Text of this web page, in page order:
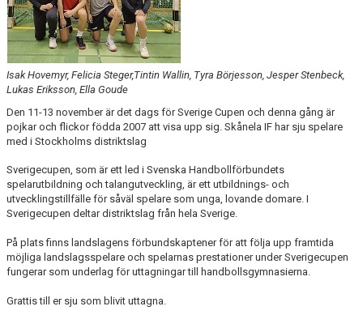
DOMARE/FUNKTIONÄRER
DOKUMENT
LÄNKAR
KORTPLANSSPELEN
Isak Hovemyr, Felicia Steger,Tintin Wallin, Tyra Börjesson, Jesper Stenbeck,
Lukas Eriksson, Ella Goude
Den 11-13 november är det dags för Sverige Cupen och denna gång är
pojkar och flickor födda 2007 att visa upp sig. Skånela IF har sju spelare
med i Stockholms distriktslag
Sverigecupen, som är ett led i Svenska Handbollförbundets
spelarutbildning och talangutveckling, är ett utbildnings- och
utvecklingstillfälle för såväl spelare som unga, lovande domare. I
Sverigecupen deltar distriktslag från hela Sverige.
På plats finns landslagens förbundskaptener för att följa upp framtida
möjliga landslagsspelare och spelarnas prestationer under Sverigecupen
fungerar som underlag för uttagningar till handbollsgymnasierna.
Grattis till er sju som blivit uttagna.